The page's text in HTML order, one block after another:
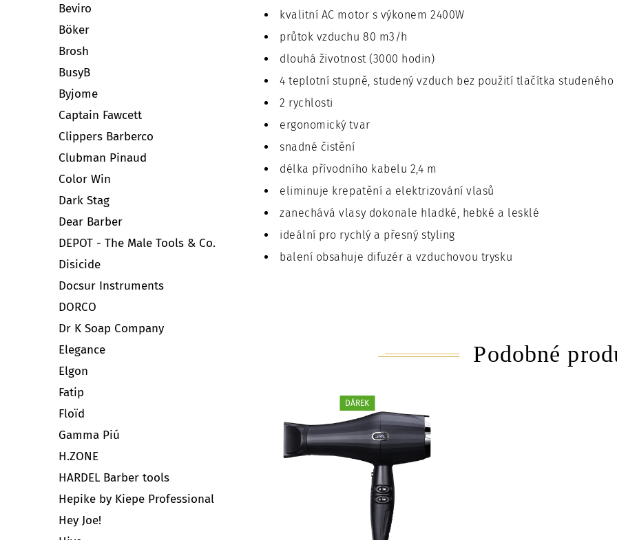
Beviro
Böker
Brosh
BusyB
Byjome
Captain Fawcett
Clippers Barberco
Clubman Pinaud
Color Win
Dark Stag
Dear Barber
DEPOT - The Male Tools & Co.
Disicide
Docsur Instruments
DORCO
Dr K Soap Company
Elegance
Elgon
Fatip
Floïd
Gamma Piú
H.ZONE
HARDEL Barber tools
Hepike by Kiepe Professional
Hey Joe!
kvalitní AC motor s výkonem 2400W
průtok vzduchu 80 m3/h
dlouhá životnost (3000 hodin)
4 teplotní stupně, studený vzduch bez použití tlačítka studeného
2 rychlosti
ergonomický tvar
snadné čistění
délka přívodního kabelu 2,4 m
eliminuje krepatění a elektrizování vlasů
zanechává vlasy dokonale hladké, hebké a lesklé
ideální pro rychlý a přesný styling
balení obsahuje difuzér a vzduchovou trysku
Podobné
DÁREK